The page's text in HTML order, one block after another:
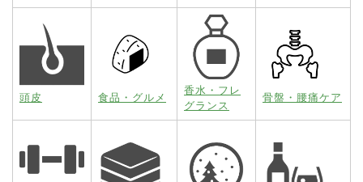
頭皮 食品・グルメ
香水・フレ
グランス
骨盤・腰痛ケア